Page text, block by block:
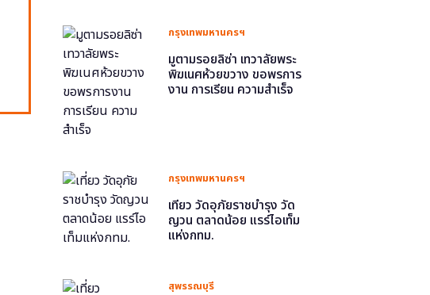
กรุงเทพมหานครฯ
มูตามรอยลิซ่า เทวาลัยพระ
พิฆเนศห้วยขวาง ขอพรการ
งาน การเรียน ความสำเร็จ
กรุงเทพมหานครฯ
เที่ยว วัดอุภัยราชบำรุง วัด
ญวน ตลาดน้อย แรร์ไอเท็ม
แห่งกทม.
สุพรรณบุรี